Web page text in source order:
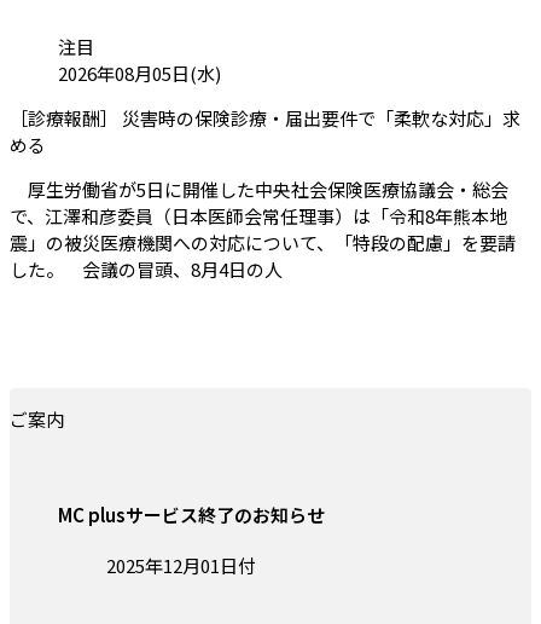
カテゴリ:
注目
投稿日:2026年08月05日(水)
［診療報酬］ 災害時の保険診療・届出要件で「柔軟な対応」求
める
厚生労働省が5日に開催した中央社会保険医療協議会・総会
で、江澤和彦委員（日本医師会常任理事）は「令和8年熊本地
震」の被災医療機関への対応について、「特段の配慮」を要請
した。 会議の冒頭、8月4日の人
ご案内
MC plusサービス終了のお知らせ
投稿日:2025年12月01日付